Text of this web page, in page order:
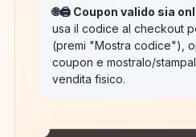
🌐🖨️ Coupon valido sia
usa il codice al checkout
(premi "Mostra codice"),
coupon e mostralo/
vendita fisico.